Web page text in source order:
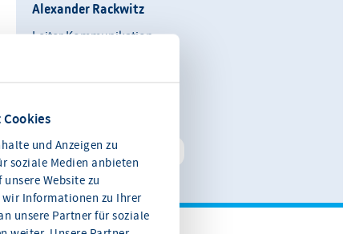
und Anzeigen zu
soziale Medien anbieten
Website zu
Informationen zu Ihrer
unsere Partner für soziale
Alexander Rackwitz
Leiter Kommunikation
Kontakt speichern